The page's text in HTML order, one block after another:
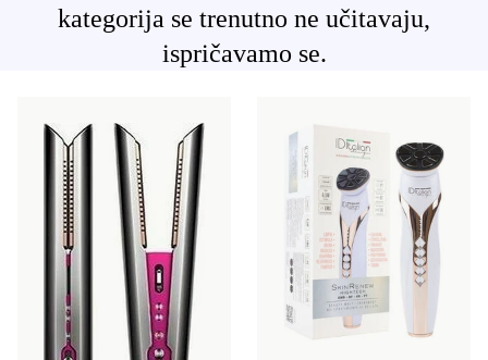
kategorija se trenutno ne učitavaju,
ispričavamo se.